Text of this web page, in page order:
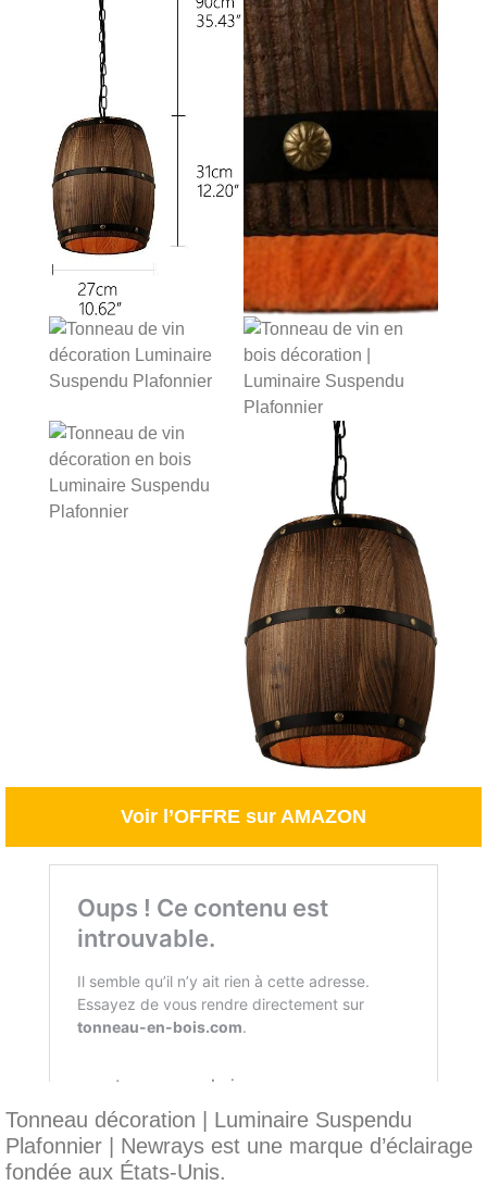
Voir l’OFFRE sur AMAZON
Tonneau décoration | Luminaire Suspendu
Plafonnier | Newrays est une marque d’éclairage
fondée aux États-Unis.